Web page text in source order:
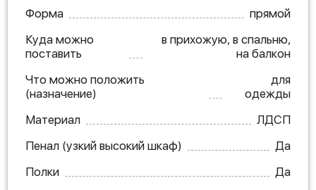
Форма
прямой
Куда можно
поставить
в прихожую, в спальню,
на балкон
Что можно положить
(назначение)
для
одежды
Материал
ЛДСП
Пенал (узкий высокий шкаф)
Да
Полки
Да